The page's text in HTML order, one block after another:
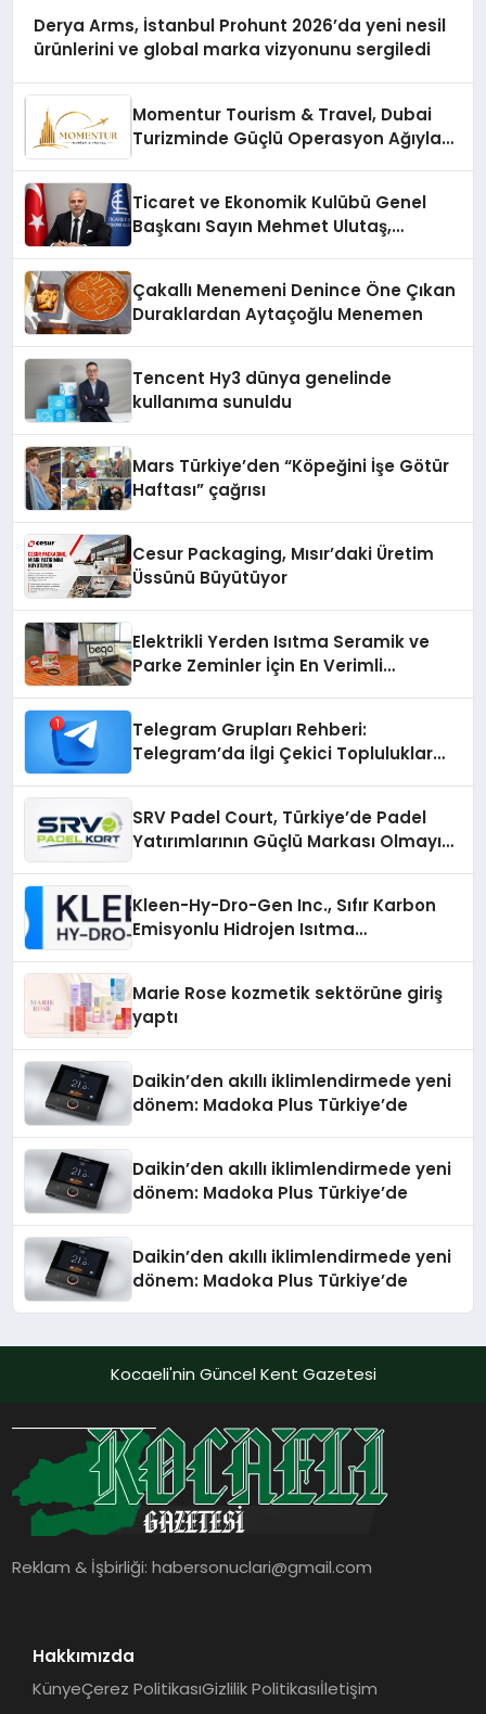
Derya Arms, İstanbul Prohunt 2026’da yeni nesil
ürünlerini ve global marka vizyonunu sergiledi
Momentur Tourism & Travel, Dubai
Turizminde Güçlü Operasyon Ağıyla
Ticaret ve Ekonomik Kulübü Genel
Başkanı Sayın Mehmet Ulutaş,
Çakallı Menemeni Denince Öne Çıkan
Duraklardan Aytaçoğlu Menemen
Tencent Hy3 dünya genelinde
kullanıma sunuldu
Mars Türkiye’den “Köpeğini İşe Götür
Haftası” çağrısı
Cesur Packaging, Mısır’daki Üretim
Üssünü Büyütüyor
Elektrikli Yerden Isıtma Seramik ve
Parke Zeminler İçin En Verimli
Telegram Grupları Rehberi:
Telegram’da İlgi Çekici Topluluklar
SRV Padel Court, Türkiye’de Padel
Yatırımlarının Güçlü Markası Olmayı
Kleen-Hy-Dro-Gen Inc., Sıfır Karbon
Emisyonlu Hidrojen Isıtma
Marie Rose kozmetik sektörüne giriş
yaptı
Daikin’den akıllı iklimlendirmede yeni
dönem: Madoka Plus Türkiye’de
Daikin’den akıllı iklimlendirmede yeni
dönem: Madoka Plus Türkiye’de
Daikin’den akıllı iklimlendirmede yeni
dönem: Madoka Plus Türkiye’de
Kocaeli'nin Güncel Kent Gazetesi
Reklam & İşbirliği:habersonuclari@gmail.com
Hakkımızda
KünyeÇerez PolitikasıGizlilik Politikasıİletişim